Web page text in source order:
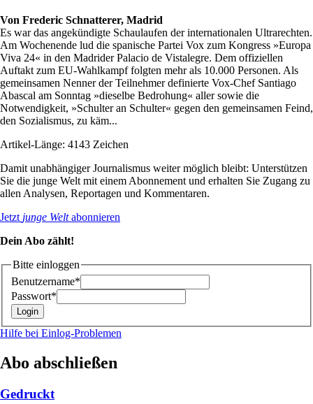
Von Frederic Schnatterer, Madrid
Es war das angekündigte Schaulaufen der internationalen Ultrarechten.
Am Wochenende lud die spanische Partei Vox zum Kongress »Europa
Viva 24« in den Madrider Palacio de Vistalegre. Dem offiziellen
Auftakt zum EU-Wahlkampf folgten mehr als 10.000 Personen. Als
gemeinsamen Nenner der Teilnehmer definierte Vox-Chef Santiago
Abascal am Sonntag »dieselbe Bedrohung« aller sowie die
Notwendigkeit, »Schulter an Schulter« gegen den gemeinsamen Feind,
den Sozialismus, zu käm...
Artikel-Länge: 4143 Zeichen
Damit unabhängiger Journalismus weiter möglich bleibt: Unterstützen
Sie die junge Welt mit einem Abonnement und erhalten Sie Zugang zu
allen Analysen, Reportagen und Kommentaren.
Jetzt junge Weltabonnieren
Dein Abo zählt!
Bitte einloggen
Benutzername*
Passwort*
Hilfe bei Einlog-Problemen
Abo abschließen
Gedruckt